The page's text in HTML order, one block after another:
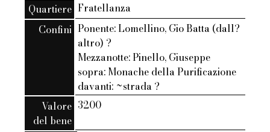
Quartiere Fratellanza
Confini Ponente: Lomellino, Gio Batta (dall?
altro) ?
Mezzanotte: Pinello, Giuseppe
sopra: Monache della Purificazione
davanti: ~strada ?
Valore
del bene
3200